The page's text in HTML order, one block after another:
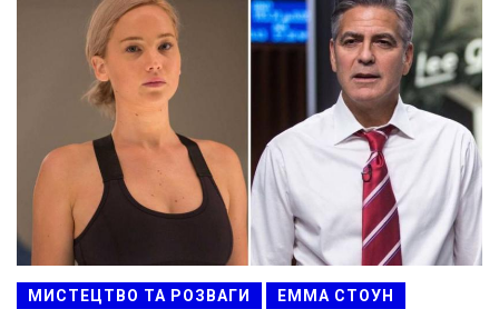
МИСТЕЦТВО ТА РОЗВАГИ ЕММА СТОУН